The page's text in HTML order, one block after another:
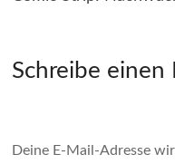
Schreibe einen
Deine E-Mail-Adresse